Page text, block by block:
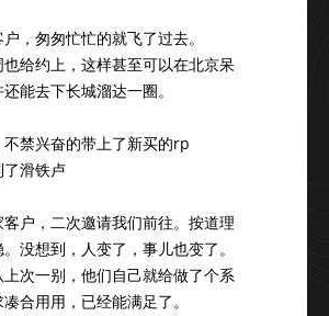
，匆匆忙忙的就飞了过去。
给约上，这样甚至可以在北京呆
能去下长城溜达一圈。
禁兴奋的带上了新买的rp
滑铁卢
户，二次邀请我们前往。按道理
没想到，人变了，事儿也变了。
次一别，他们自己就给做了个系
合用用，已经能满足了。